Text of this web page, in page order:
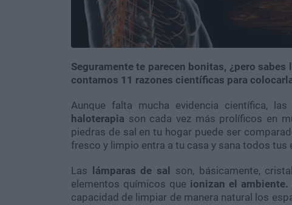
Seguramente te parecen bonitas, ¿pero
contamos 11 razones científicas para
Aunque falta mucha evidencia científica,
haloterapia son cada vez más prolíficos en
piedras de sal en tu hogar puede ser
fresco y limpio entra a tu casa y sana todos tus
Las lámparas de sal son, básicamente,
elementos químicos que ionizan el ambiente.
capacidad de limpiar de manera natural los